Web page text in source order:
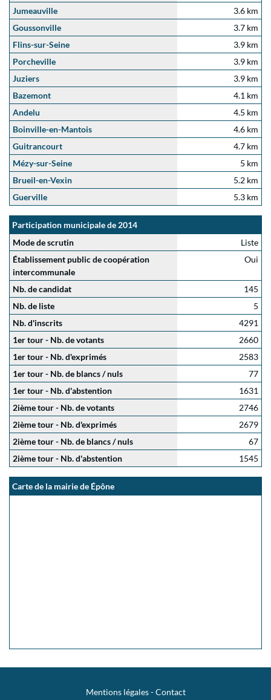
Jumeauville
3.6 km
Goussonville
3.7 km
Flins-sur-Seine
3.9 km
Porcheville
3.9 km
Juziers
3.9 km
Bazemont
4.1 km
Andelu
4.5 km
Boinville-en-Mantois
4.6 km
Guitrancourt
4.7 km
Mézy-sur-Seine
5 km
Brueil-en-Vexin
5.2 km
Guerville
5.3 km
Participation municipale de 2014
Mode de scrutin
Liste
Établissement public de coopération
intercommunale
Oui
Nb. de candidat
145
Nb. de liste
5
Nb. d'inscrits
4291
1er tour - Nb. de votants
2660
1er tour - Nb. d'exprimés
2583
1er tour - Nb. de blancs / nuls
77
1er tour - Nb. d'abstention
1631
2ième tour - Nb. de votants
2746
2ième tour - Nb. d'exprimés
2679
2ième tour - Nb. de blancs / nuls
67
2ième tour - Nb. d'abstention
1545
Carte de la mairie de Épône
Mentions légales-Contact